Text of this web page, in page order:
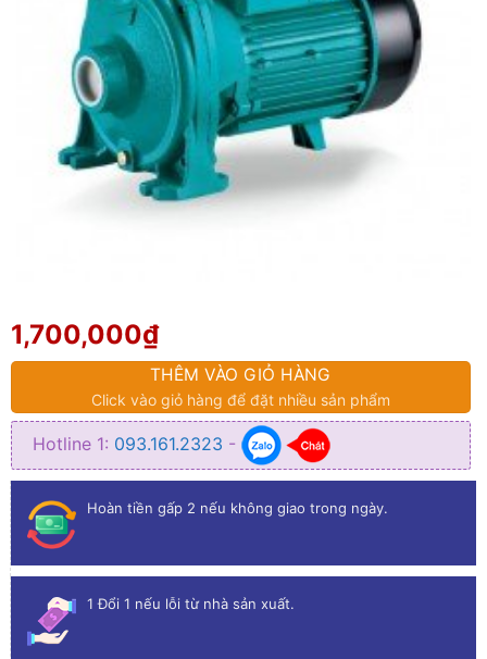
1,700,000₫
THÊM VÀO GIỎ HÀNG
Click vào giỏ hàng để đặt nhiều sản phẩm
Hotline 1: 093.161.2323 -
Hoàn tiền gấp 2 nếu không giao trong ngày.
1 Đổi 1 nếu lỗi từ nhà sản xuất.